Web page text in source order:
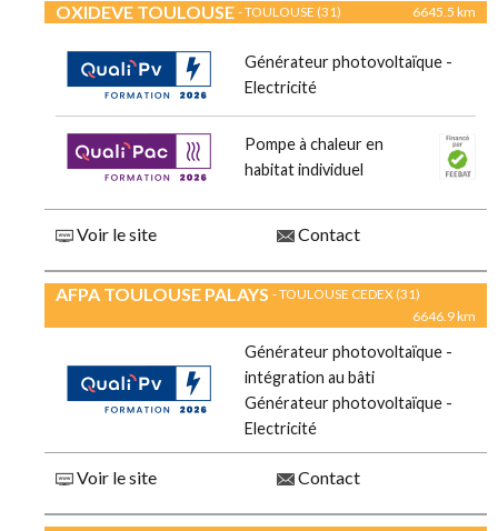
OXIDEVE TOULOUSE - TOULOUSE (31) 6645.5 km
Générateur photovoltaïque -
Electricité
Pompe à chaleur en
habitat individuel
Voir le site Contact
AFPA TOULOUSE PALAYS - TOULOUSE CEDEX (31)
6646.9 km
Générateur photovoltaïque -
intégration au bâti
Générateur photovoltaïque -
Electricité
Voir le site Contact